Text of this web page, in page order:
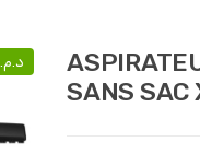
د.م.
SANS SAC